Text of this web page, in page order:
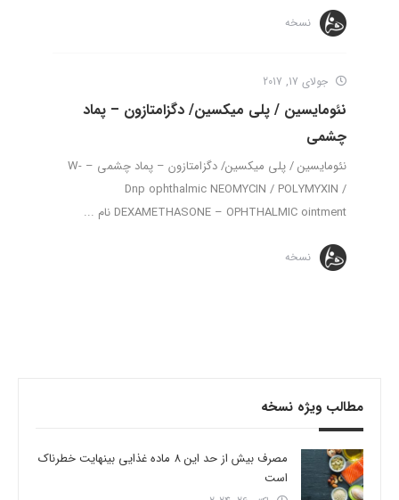
نسخه
جولای 17, 2017
نئومایسین / پلی میکسین/ دگزامتازون – پماد
چشمی
نئومایسین / پلی میکسین/ دگزامتازون – پماد چشمی – W-
Dnp ophthalmic NEOMYCIN / POLYMYXIN /
DEXAMETHASONE – OPHTHALMIC ointment نام ...
نسخه
مطالب ویژه نسخه
مصرف بیش از حد این 8 ماده غذایی بینهایت خطرناک
است